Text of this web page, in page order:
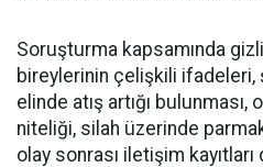
Soruşturma kapsamında gizli
bireylerinin çelişkili ifadeleri,
elinde atış artığı bulunması,
niteliği, silah üzerinde
olay sonrası iletişim